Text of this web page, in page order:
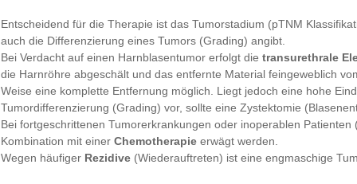
Entscheidend für die Therapie ist das Tumorstadium (pTNM
auch die Differenzierung eines Tumors (Grading) angibt.
Bei Verdacht auf einen Harnblasentumor erfolgt die transurethrale
die Harnröhre abgeschält und das entfernte Material feingeweblich
Weise eine komplette Entfernung möglich. Liegt jedoch eine hohe
Tumordifferenzierung (Grading) vor, sollte eine Zystektomie
Bei fortgeschrittenen Tumorerkrankungen oder inoperablen Patienten
Kombination mit einer Chemotherapie erwägt werden.
Wegen häufiger Rezidive (Wiederauftreten) ist eine engmaschige